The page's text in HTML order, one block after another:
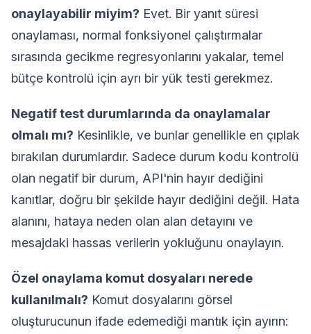
onaylayabilir miyim? Evet. Bir yanıt süresi
onaylaması, normal fonksiyonel çalıştırmalar
sırasında gecikme regresyonlarını yakalar, temel
bütçe kontrolü için ayrı bir yük testi gerekmez.
Negatif test durumlarında da onaylamalar
olmalı mı? Kesinlikle, ve bunlar genellikle en çıplak
bırakılan durumlardır. Sadece durum kodu kontrolü
olan negatif bir durum, API'nin hayır dediğini
kanıtlar, doğru bir şekilde hayır dediğini değil. Hata
alanını, hataya neden olan alan detayını ve
mesajdaki hassas verilerin yokluğunu onaylayın.
Özel onaylama komut dosyaları nerede
kullanılmalı? Komut dosyalarını görsel
oluşturucunun ifade edemediği mantık için ayırın: